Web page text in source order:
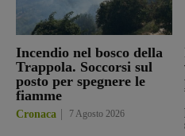
Incendio nel bosco della
Trappola. Soccorsi sul
posto per spegnere le
fiamme
Cronaca 7 Agosto 2026